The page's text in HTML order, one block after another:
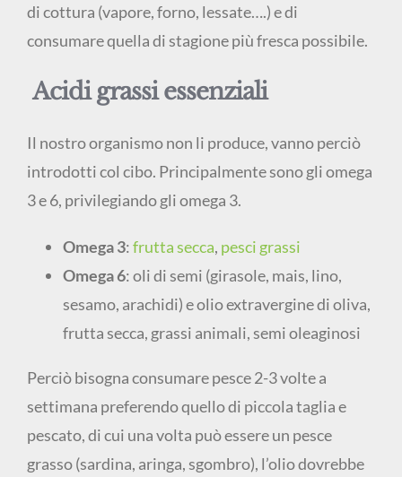
di cottura (vapore, forno, lessate….) e di
consumare quella di stagione più fresca possibile.
Acidi grassi essenziali
Il nostro organismo non li produce, vanno perciò
introdotti col cibo. Principalmente sono gli omega
3 e 6, privilegiando gli omega 3.
Omega 3:frutta secca, pesci grassi
Omega 6: oli di semi (girasole, mais, lino,
sesamo, arachidi) e olio extravergine di oliva,
frutta secca, grassi animali, semi oleaginosi
Perciò bisogna consumare pesce 2-3 volte a
settimana preferendo quello di piccola taglia e
pescato, di cui una volta può essere un pesce
grasso (sardina, aringa, sgombro), l’olio dovrebbe